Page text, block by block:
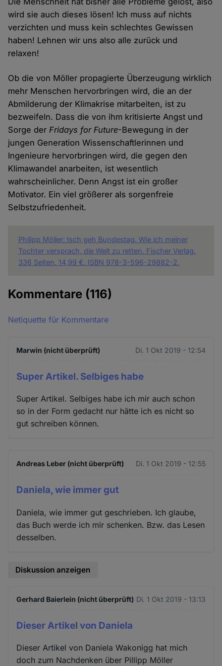
wird sie auch dieses lösen! Ich muss auf nichts
verzichten und muss kein schlechtes Gewissen
haben! Lehnen wir uns also alle zurück und
relaxen!
Ob die von Möller propagierte Überzeugung wirklich
mehr Menschen hervorbringen wird, die an der
Abmilderung der Klimakrise mitarbeiten, ist zu
bezweifeln. Dass die von ihm kritisierte Angst und
Sorge der Fridays for Future-Bewegung in der
jungen Generation Wissenschaftlerinnen und
Ingenieure hervorbringen wird, die gegen den
Klimawandel anarbeiten, ist wesentlich
wahrscheinlicher. Denn Angst ist ein großer
Motivator. Ein viel größerer als sorgenfreie
Selbstzufriedenheit.
Philipp Möller: Isch geh Bundestag. Wie ich meiner
Tochter versprach, die Welt zu retten. Fischer Verlag.
336 Seiten. 14,99 €. ISBN 978-3-596-29882-2.
Kommentare (116)
Netiquette für Kommentare
Marwin (nicht überprüft) Di. 1 Okt 2019 - 12:54
Super Artikel. Selbiges habe
Super Artikel. Selbiges habe ich mir auch schon
so in der Form gedacht nur hätte ich es nicht so
gut schreiben können.
Andreas Leber (nicht überprüft) Di. 1 Okt 2019 - 12:55
Daniela, wie immer gut
Daniela, wie immer gut geschrieben. Ich glaube,
das Buch werde ich mir schenken. Bzw. das Lesen
desselben.
Diskussion anzeigen
Gerhard Baierlein (nicht überprüft) Di. 1 Okt 2019 - 13:13
Dieser Artikel von Daniela
Dieser Artikel von Daniela Wakonigg hat mich
doch zum Nachdenken über Pillipp Möller